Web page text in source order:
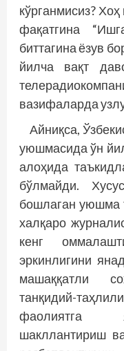
кўрганмисиз?
фақатгина
биттагина ёзув
йилча вақт
вазифаларда
Айниқса,
уюшмасида ўн
алоҳида
бўлмайди.
бошлаган уюшма
халқаро
кенг
эркинлигини
машаққатли
танқидий-
фаолиятга
шакллантириш